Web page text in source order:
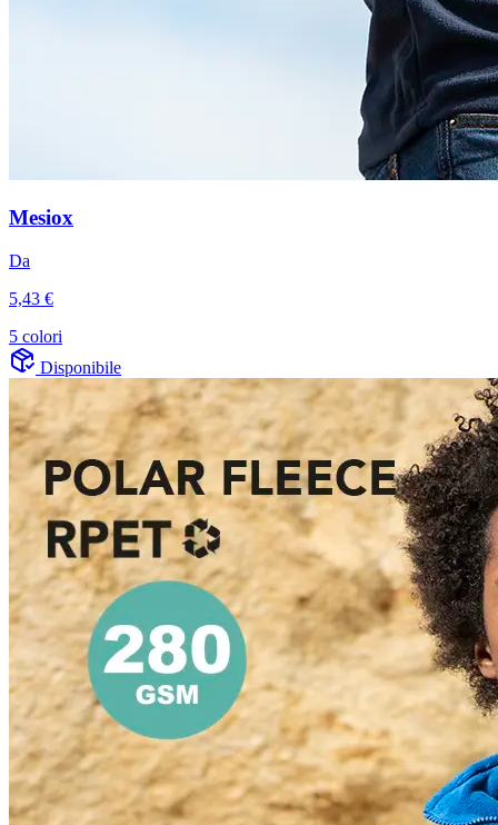
Mesiox
Da
5,43 €
5 colori
Disponibile